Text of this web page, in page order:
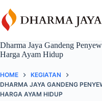
to
content
Dharma Jaya Gandeng
Harga Ayam Hidup
HOME
KEGIATAN
DHARMA JAYA GANDENG
HARGA AYAM HIDUP